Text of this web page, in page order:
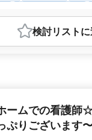
すめポイント
すい環境＞ 週3〜5日
ションもあり、ライ
に関する指導も行い
務に携わることがで
供することが可能です。
検討リスト
ームでの看護師
ぷりございます